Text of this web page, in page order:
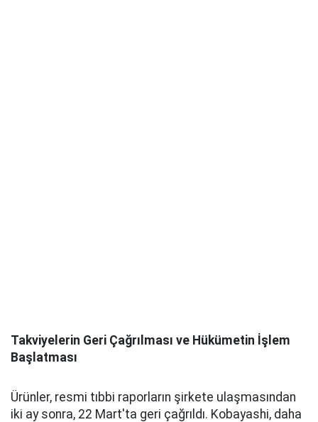
Takviyelerin Geri Çağrılması ve Hükümetin İşlem
Başlatması
Ürünler, resmi tıbbi raporların şirkete ulaşmasından
iki ay sonra, 22 Mart'ta geri çağrıldı. Kobayashi, daha